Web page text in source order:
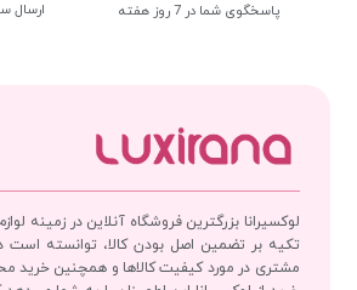
پاسخگوی شما در 7 روز هفته ارسال
لوکسیرانا بزرگترین فروشگاه آنلاین در زمینه
تکیه بر تضمین اصل بودن کالا، توانسته است
مشتری در مورد کیفیت کالاها و همچنین خرید